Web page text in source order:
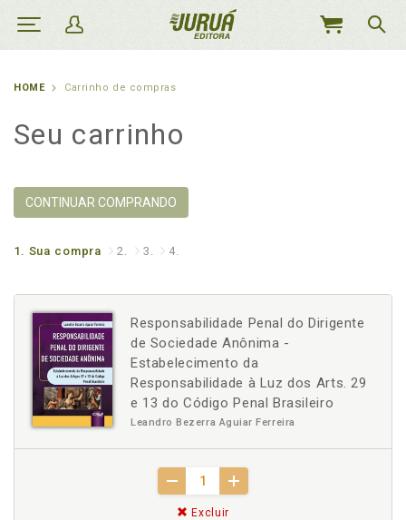
MEU
HOME Carrinho de compras
Seu carrinho
CONTINUAR COMPRANDO
1. Sua compra 2. 3. 4.
Responsabilidade Penal do Dirigente
de Sociedade Anônima -
Estabelecimento da
Responsabilidade à Luz dos Arts. 29
e 13 do Código Penal Brasileiro
Leandro Bezerra Aguiar Ferreira
Excluir